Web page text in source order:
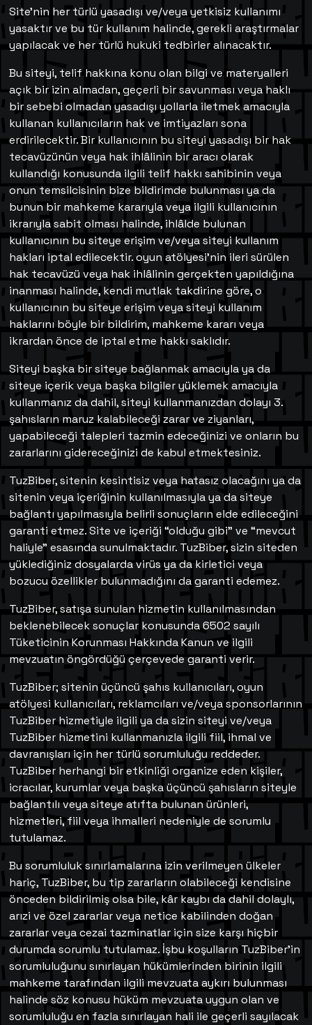
Site’nin her türlü yasadışı ve/veya yetkisiz kullanımı
yasaktır ve bu tür kullanım halinde, gerekli araştırmalar
yapılacak ve her türlü hukuki tedbirler alınacaktır.
Bu siteyi, telif hakkına konu olan bilgi ve materyalleri
açık bir izin almadan, geçerli bir savunması veya haklı
bir sebebi olmadan yasadışı yollarla iletmek amacıyla
kullanan kullanıcıların hak ve imtiyazları sona
erdirilecektir. Bir kullanıcının bu siteyi yasadışı bir hak
tecavüzünün veya hak ihlâlinin bir aracı olarak
kullandığı konusunda ilgili telif hakkı sahibinin veya
onun temsilcisinin bize bildirimde bulunması ya da
bunun bir mahkeme kararıyla veya ilgili kullanıcının
ikrarıyla sabit olması halinde, ihlâlde bulunan
kullanıcının bu siteye erişim ve/veya siteyi kullanım
hakları iptal edilecektir. oyun atölyesi’nin ileri sürülen
hak tecavüzü veya hak ihlâlinin gerçekten yapıldığına
inanması halinde, kendi mutlak takdirine göre, o
kullanıcının bu siteye erişim veya siteyi kullanım
haklarını böyle bir bildirim, mahkeme kararı veya
ikrardan önce de iptal etme hakkı saklıdır.
Siteyi başka bir siteye bağlanmak amacıyla ya da
siteye içerik veya başka bilgiler yüklemek amacıyla
kullanmanız da dahil, siteyi kullanmanızdan dolayı 3.
şahısların maruz kalabileceği zarar ve ziyanları,
yapabileceği talepleri tazmin edeceğinizi ve onların bu
zararlarını gidereceğinizi de kabul etmektesiniz.
TuzBiber, sitenin kesintisiz veya hatasız olacağını ya da
sitenin veya içeriğinin kullanılmasıyla ya da siteye
bağlantı yapılmasıyla belirli sonuçların elde edileceğini
garanti etmez. Site ve içeriği “olduğu gibi” ve “mevcut
haliyle” esasında sunulmaktadır. TuzBiber, sizin siteden
yüklediğiniz dosyalarda virüs ya da kirletici veya
bozucu özellikler bulunmadığını da garanti edemez.
TuzBiber, satışa sunulan hizmetin kullanılmasından
beklenebilecek sonuçlar konusunda 6502 sayılı
Tüketicinin Korunması Hakkında Kanun ve ilgili
mevzuatın öngördüğü çerçevede garanti verir.
TuzBiber; sitenin üçüncü şahıs kullanıcıları, oyun
atölyesi kullanıcıları, reklamcıları ve/veya sponsorlarının
TuzBiber hizmetiyle ilgili ya da sizin siteyi ve/veya
TuzBiber hizmetini kullanmanızla ilgili fiil, ihmal ve
davranışları için her türlü sorumluluğu reddeder.
TuzBiber herhangi bir etkinliği organize eden kişiler,
icracılar, kurumlar veya başka üçüncü şahısların siteyle
bağlantılı veya siteye atıfta bulunan ürünleri,
hizmetleri, fiil veya ihmalleri nedeniyle de sorumlu
tutulamaz.
Bu sorumluluk sınırlamalarına izin verilmeyen ülkeler
hariç, TuzBiber, bu tip zararların olabileceği kendisine
önceden bildirilmiş olsa bile, kâr kaybı da dahil dolaylı,
arızi ve özel zararlar veya netice kabilinden doğan
zararlar veya cezai tazminatlar için size karşı hiçbir
durumda sorumlu tutulamaz. İşbu koşulların TuzBiber’in
sorumluluğunu sınırlayan hükümlerinden birinin ilgili
mahkeme tarafından ilgili mevzuata aykırı bulunması
halinde söz konusu hüküm mevzuata uygun olan ve
sorumluluğu en fazla sınırlayan hali ile geçerli sayılacak